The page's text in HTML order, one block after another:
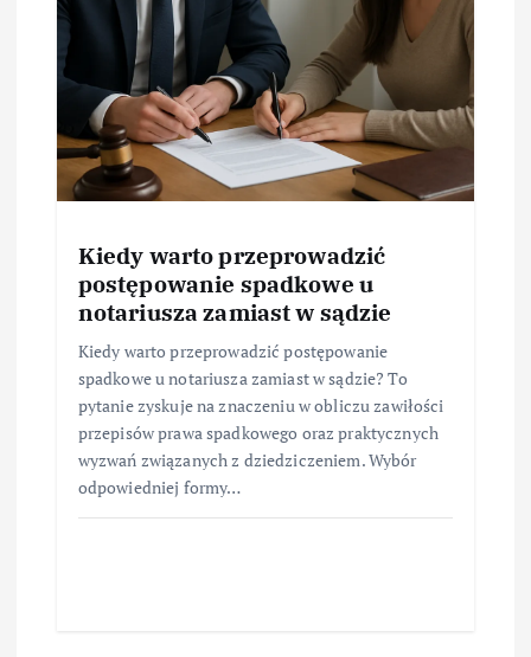
Kiedy warto przeprowadzić
postępowanie spadkowe u
notariusza zamiast w sądzie
Kiedy warto przeprowadzić postępowanie
spadkowe u notariusza zamiast w sądzie? To
pytanie zyskuje na znaczeniu w obliczu zawiłości
przepisów prawa spadkowego oraz praktycznych
wyzwań związanych z dziedziczeniem. Wybór
odpowiedniej formy…